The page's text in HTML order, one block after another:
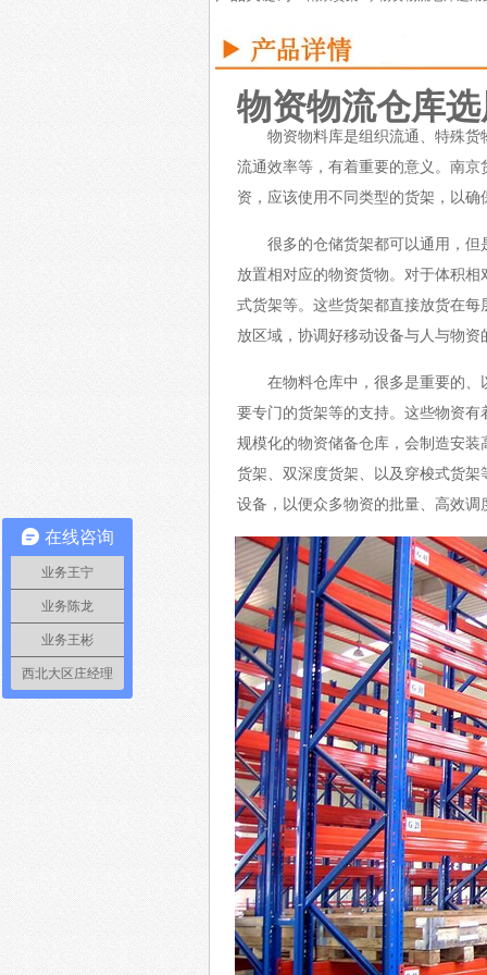
物资物流仓库
物资物料库是组织流通、特殊
流通效率等，有着重要的意义。 南京
资，应该使用不同类型的货架，以
很多的仓储货架都可以通用，
放置相对应的物资货物。对于体积
式货架等。这些货架都直接放货在
放区域，协调好移动设备与人与物资
在物料仓库中，很多是重要的
要专门的货架等的支持。这些物资
规模化的物资储备仓库，会制造安
货架、双深度货架、以及穿梭式货
设备，以便众多物资的批量、高效调
在线咨询
业务王宁
业务陈龙
业务王彬
西北大区庄经理